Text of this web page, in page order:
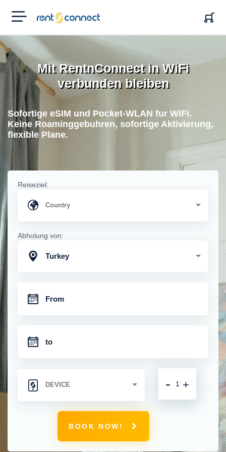
RENT'N
CONNECT
Mit RentnConnect in WiFi
verbunden bleiben
Sofortige eSIM und Pocket-WLAN fur WiFi.
Keine Roaminggebuhren, sofortige Aktivierung,
flexible Plane.
Reiseziel:
Abholung von:
Turkey
+
-
BOOK NOW!